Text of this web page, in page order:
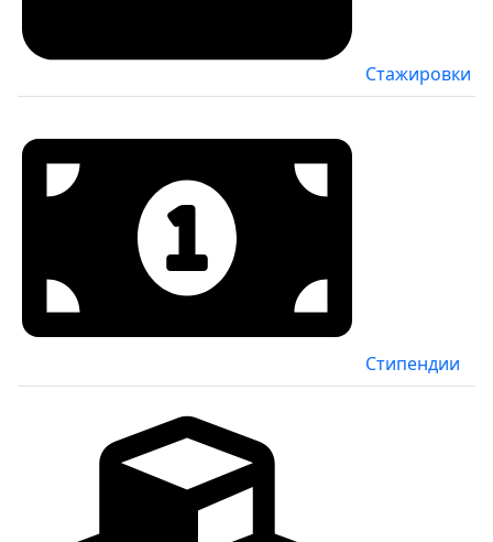
Стажировки
Стипендии